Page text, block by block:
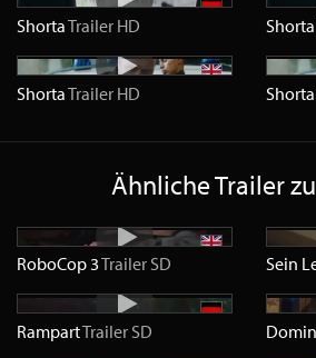
ShortaTrailer HD Shorta
ShortaTrailer HD Shorta
Ähnliche Trailer zu
RoboCop 3Trailer SD
RampartTrailer SD